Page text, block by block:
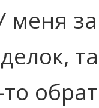
меня
то